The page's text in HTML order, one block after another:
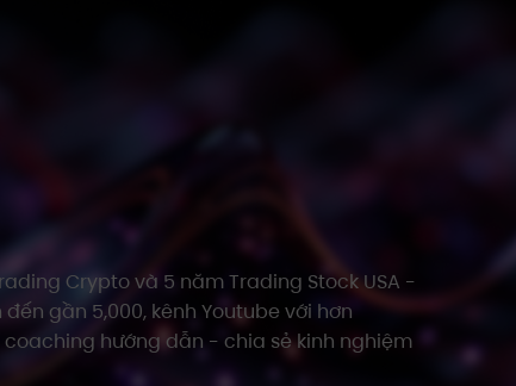
Crypto và 5 năm Trading Stock USA -
gần 5,000, kênh Youtube với hơn
coaching hướng dẫn - chia sẻ kinh nghiệm